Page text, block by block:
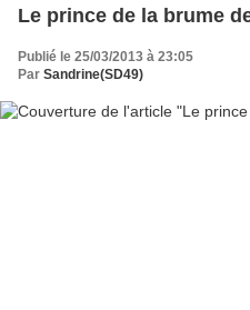
Le prince de la brume
Publié le 25/03/2013 à 23:05
Par Sandrine(SD49)